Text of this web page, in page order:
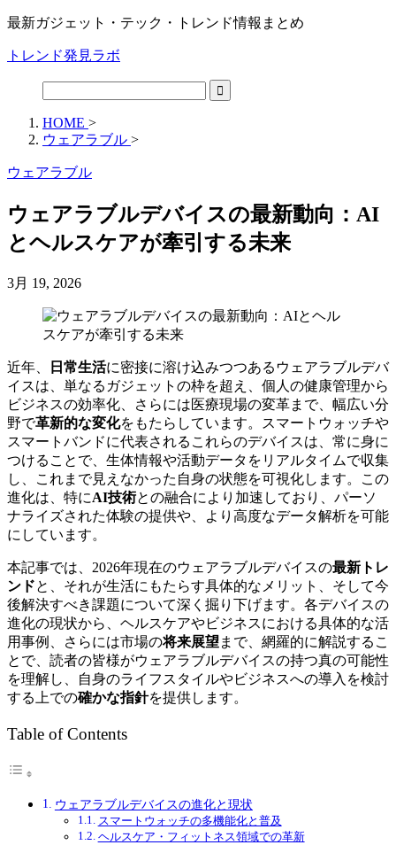
最新ガジェット・テック・トレンド情報まとめ
トレンド発見ラボ
HOME >
ウェアラブル >
ウェアラブル
ウェアラブルデバイスの最新動向：AI
とヘルスケアが牽引する未来
3月 19, 2026
近年、 日常生活に密接に溶け込みつつあるウェアラブルデバ
イスは、単なるガジェットの枠を超え、個人の健康管理から
ビジネスの効率化、さらには医療現場の変革まで、幅広い分
野で革新的な変化をもたらしています。スマートウォッチや
スマートバンドに代表されるこれらのデバイスは、常に身に
つけることで、生体情報や活動データをリアルタイムで収集
し、これまで見えなかった自身の状態を可視化します。この
進化は、特にAI技術との融合により加速しており、パーソ
ナライズされた体験の提供や、より高度なデータ解析を可能
にしています。
本記事では、2026年現在のウェアラブルデバイスの最新トレ
ンドと、それが生活にもたらす具体的なメリット、そして今
後解決すべき課題について深く掘り下げます。各デバイスの
進化の現状から、ヘルスケアやビジネスにおける具体的な活
用事例、さらには市場の将来展望まで、網羅的に解説するこ
とで、読者の皆様がウェアラブルデバイスの持つ真の可能性
を理解し、自身のライフスタイルやビジネスへの導入を検討
する上での確かな指針を提供します。
Table of Contents
ウェアラブルデバイスの進化と現状
スマートウォッチの多機能化と普及
ヘルスケア・フィットネス領域での革新